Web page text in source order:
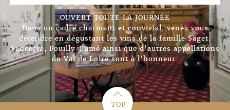
OUVERT TOUTE LA JOURNÉE
Dans un cadre charmant et convivial, venez vous
détendre en dégustant les vins de la famille Saget.
Sancerre, Pouilly-Fumé ainsi que d’autres appellations
du Val de Loire sont à l’honneur.
c
TOP